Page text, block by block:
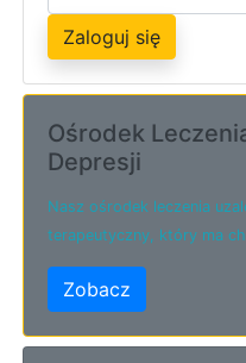
Zaloguj się
Ośrodek
Depresji
Nasz ośrodek leczenia
terapeutyczny, który ma
Zobacz